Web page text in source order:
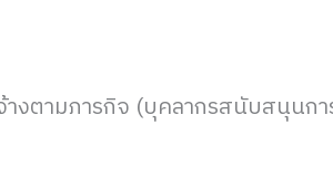
งตามภารกิจ (บุคลากรสนับสนุนก